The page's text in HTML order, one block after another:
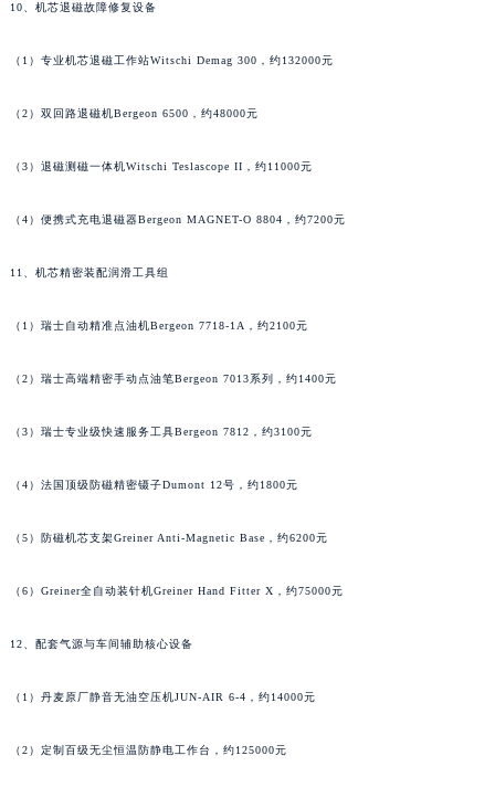
10、机芯退磁故障修复设备
（1）专业机芯退磁工作站Witschi Demag 300，约132000元
（2）双回路退磁机Bergeon 6500，约48000元
（3）退磁测磁一体机Witschi Teslascope II，约11000元
（4）便携式充电退磁器Bergeon MAGNET-O 8804，约7200元
11、机芯精密装配润滑工具组
（1）瑞士自动精准点油机Bergeon 7718-1A，约2100元
（2）瑞士高端精密手动点油笔Bergeon 7013系列，约1400元
（3）瑞士专业级快速服务工具Bergeon 7812，约3100元
（4）法国顶级防磁精密镊子Dumont 12号，约1800元
（5）防磁机芯支架Greiner Anti-Magnetic Base，约6200元
（6）Greiner全自动装针机Greiner Hand Fitter X，约75000元
12、配套气源与车间辅助核心设备
（1）丹麦原厂静音无油空压机JUN-AIR 6-4，约14000元
（2）定制百级无尘恒温防静电工作台，约125000元